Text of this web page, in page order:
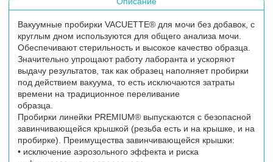
Вакуумные пробирки VACUETTE® для мочи без добавок, с
круглым дном используются для общего анализа мочи.
Обеспечивают стерильность и высокое качество образца.
Значительно упрощают работу лаборанта и ускоряют
выдачу результатов, так как образец наполняет пробирки
под действием вакуума, то есть исключаются затраты
времени на традиционное переливание
образца.
Пробирки линейки PREMIUM® выпускаются с безопасной
завинчивающейся крышкой (резьба есть и на крышке, и на
пробирке). Преимущества завинчивающейся крышки:
• исключение аэрозольного эффекта и риска